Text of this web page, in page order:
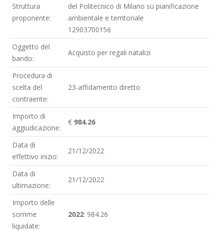
Struttura
proponente:
del Politecnico di Milano su pianificazione
ambientale e territoriale
12903700156
Oggetto del
bando:
Acquisto per regali natalizi
Procedura di
scelta del
contraente:
23-affidamento diretto
Importo di
aggiudicazione:
€ 984.26
Data di
effettivo inizio:
21/12/2022
Data di
ultimazione:
21/12/2022
Importo delle
somme
liquidate:
2022: 984.26